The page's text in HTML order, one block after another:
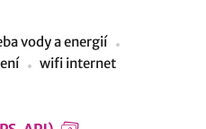
vody a energií
wifi internet